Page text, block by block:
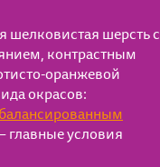
шелковистая шерсть с
контрастным
оранжевой
окрасов:
главные условия